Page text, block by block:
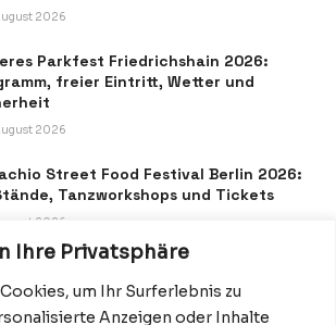
Ihre Privatsphäre
um Ihr Surferlebnis zu
Anzeigen oder Inhalte
2026
Parkfest Friedrichshain 2026:
freier Eintritt, Wetter und
2026
Street Food Festival Berlin 2026:
Tanzworkshops und Tickets
2026